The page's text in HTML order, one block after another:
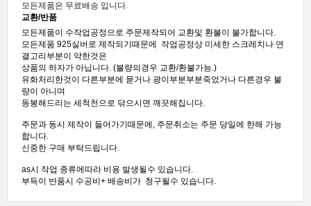
모든제품은 무료배송 입니다.
교환/반품
모든제품이 수작업공정으로 주문제작되어 교환및 환불이 불가합니다.
모든제품 925실버로 제작되기때문에 작업공정상 미세한 스크레치나 연
결고리부분이 약한것은
상품의 하자가 아닙니다. (불량의경우 교환/환불가능.)
유화처리한것이 다른부분에 묻거나 광이부분부분죽었거나 다른경우 불
량이 아니며
동봉해드리는 세척천으로 닦으시면 깨끗해집니다.
주문과 동시 제작이 들어가기때문에, 주문취소는 주문 당일에 한해 가능
합니다.
신중한 구매 부탁드립니다.
as시 작업 종류에따라 비용 발생될수 있습니다.
부득이 반품시 수공비+ 배송비가 청구될수 있습니다.